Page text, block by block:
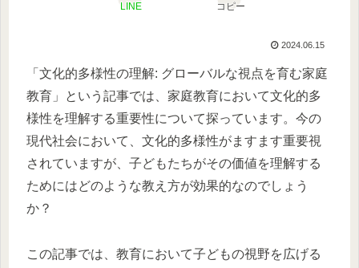
LINE コピー
2024.06.15
「文化的多様性の理解: グローバルな視点を育む家庭
教育」という記事では、家庭教育において文化的多
様性を理解する重要性について探っています。今の
現代社会において、文化的多様性がますます重要視
されていますが、子どもたちがその価値を理解する
ためにはどのような教え方が効果的なのでしょう
か？
この記事では、教育において子どもの視野を広げる